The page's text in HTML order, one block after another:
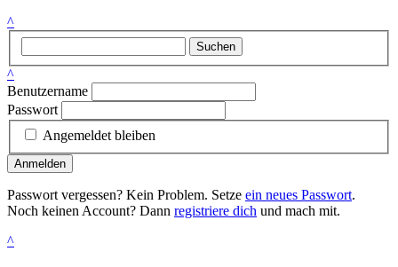
^
Suchen
^
Benutzername
Passwort
Angemeldet bleiben
Anmelden
Passwort vergessen? Kein Problem. Setze ein neues Passwort.
Noch keinen Account? Dann registriere dich und mach mit.
^